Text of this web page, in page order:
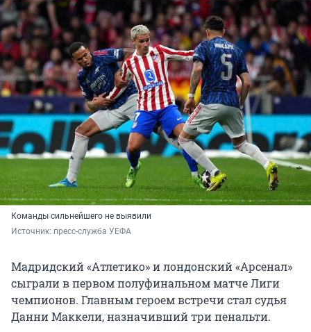
Команды сильнейшего не выявили
Источник: пресс-служба УЕФА
Мадридский «Атлетико» и лондонский «Арсенал»
сыграли в первом полуфинальном матче Лиги
чемпионов. Главным героем встречи стал судья
Данни Маккели, назначивший три пенальти.